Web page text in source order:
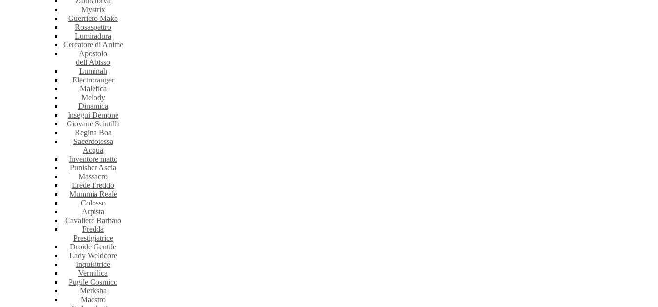
Mystrix
Guerriero Mako
Rosaspettro
Lumiradura
Cercatore di Anime
Apostolo
dell'Abisso
Luminah
Electroranger
Malefica
Melody
Dinamica
Insegui Demone
Giovane Scintilla
Regina Boa
Sacerdotessa
Acqua
Inventore matto
Punisher Ascia
Massacro
Erede Freddo
Mummia Reale
Colosso
Arpista
Cavaliere Barbaro
Fredda
Prestigiatrice
Droide Gentile
Lady Weldcore
Inquisitrice
Vermilica
Pugile Cosmico
Merksha
Maestro